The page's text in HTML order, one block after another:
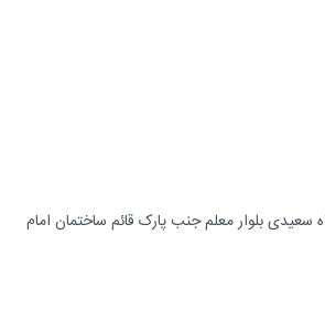
سعیدی بلوار معلم جنب پارک قائم ساختمان امام